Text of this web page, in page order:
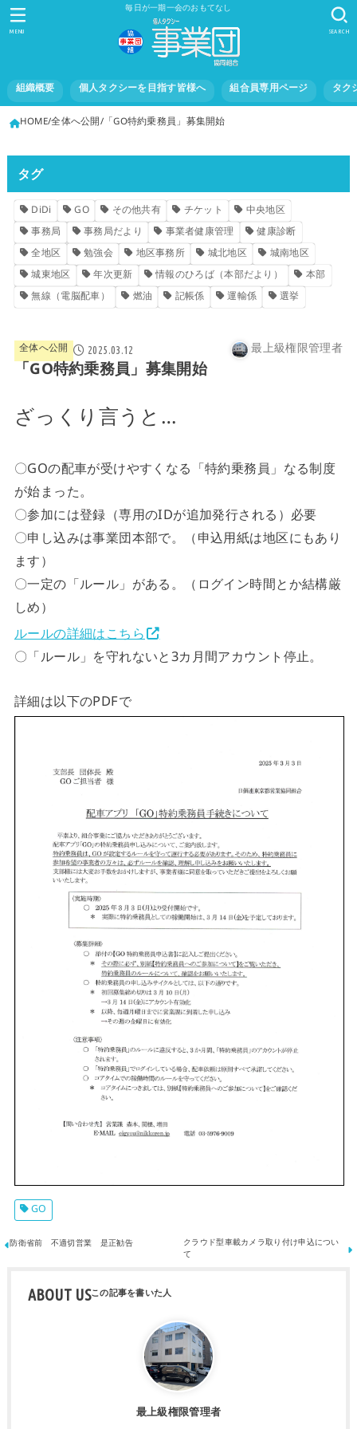
毎日が一期一会のおもてなし
組織概要 個人タクシーを目指す皆様へ 組合員専用ページ タク
SEARCH
MENU
HOME全体へ公開 「GO特約乗務員」募集開始
タグ
DiDi GO その他共有 チケット
中央地区
事務局
事務局だより 事業者健康管理
健康診断
全地区
勉強会 地区事務所 城北地区
城南地区
城東地区
年次更新 情報のひろば（本部だより）
本部
無線（電脳配車）
燃油 記帳係 運輸係 選挙
全体へ公開 2025.03.12 最上級権限管理者
「GO特約乗務員」募集開始
ざっくり言うと…
〇GOの配車が受けやすくなる「特約乗務員」なる制度
が始まった。
〇参加には登録（専用のIDが追加発行される）必要
〇申し込みは事業団本部で。（申込用紙は地区にもあり
ます）
〇一定の「ルール」がある。（ログイン時間とか結構厳
しめ）
ルールの詳細はこちら
〇「ルール」を守れないと3カ月間アカウント停止。
詳細は以下のPDFで
GO
防衛省前 不適切営業 是正勧告 クラウド型車載カメラ取り付け申込につい
て
ABOUT US
最上級権限管理者